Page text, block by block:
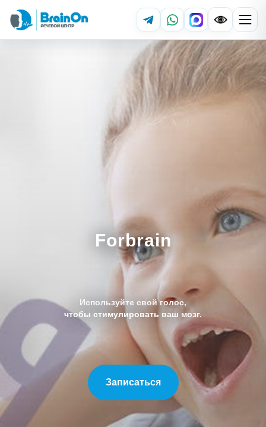
Forbrain
Используйте свой голос,
чтобы стимулировать ваш мозг.
Записаться